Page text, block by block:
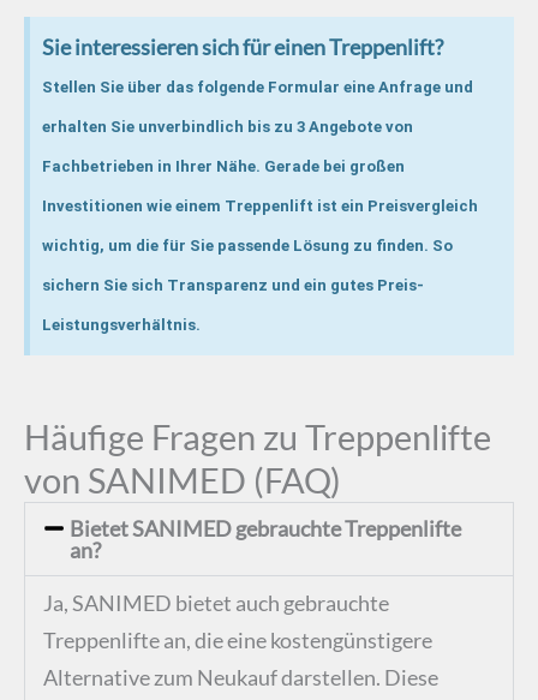
Sie interessieren sich für einen Treppenlift?
Stellen Sie über das folgende Formular eine Anfrage und
erhalten Sie unverbindlich bis zu 3 Angebote von
Fachbetrieben in Ihrer Nähe. Gerade bei großen
Investitionen wie einem Treppenlift ist ein Preisvergleich
wichtig, um die für Sie passende Lösung zu finden. So
sichern Sie sich Transparenz und ein gutes Preis-
Leistungsverhältnis.
Häufige Fragen zu Treppenlifte
von SANIMED (FAQ)
Bietet SANIMED gebrauchte Treppenlifte
an?
Ja, SANIMED bietet auch gebrauchte
Treppenlifte an, die eine kostengünstigere
Alternative zum Neukauf darstellen. Diese